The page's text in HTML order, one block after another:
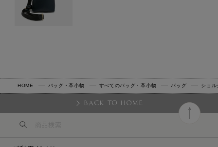
HOME バッグ・革小物 すべてのバッグ・革小物 バッグ ショル
BACK TO HOME